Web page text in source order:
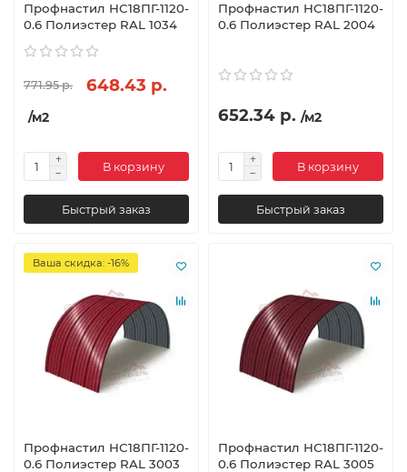
Профнастил НС18ПГ-1120-
0.6 Полиэстер RAL 1034
771.95 р. 648.43 р.
/м2
В корзину
Быстрый заказ
Профнастил НС18ПГ-1120-
0.6 Полиэстер RAL 2004
652.34 р. /м2
В корзину
Быстрый заказ
Ваша скидка: -16%
Профнастил НС18ПГ-1120-
0.6 Полиэстер RAL 3003
Профнастил НС18ПГ-1120-
0.6 Полиэстер RAL 3005